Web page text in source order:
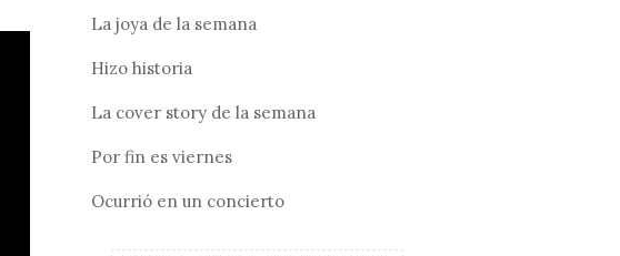
La joya de la semana
Hizo historia
La cover story de la semana
Por fin es viernes
Ocurrió en un concierto